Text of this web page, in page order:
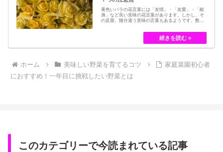
黄色いバラの花言葉には「友情」・「友愛」・「献
身」など良い意味の花言葉があります。しかし、そ
の反面、随分違う意味の言葉もあるようです。数多
ローズである「ハイブリット・ティー」の中には、
黄色のバラというのは、存在していませんでした。
しかし、フランスの園芸家ジョセフ・ペルネ＝デ…
ホーム 美味しい野菜を育てるコツ
家庭菜園初心者
におすすめ！一年目に挑戦したい野菜とは
このカテゴリーで今読まれている記事